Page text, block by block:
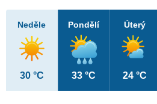
Neděle
30 °C
Pondělí
33 °C
Úterý
24 °C